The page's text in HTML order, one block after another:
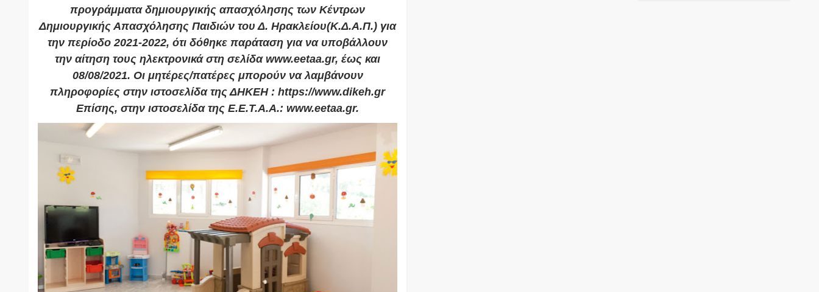
προγράμματα δημιουργικής απασχόλησης των Κέντρων
Δημιουργικής Απασχόλησης Παιδιών του Δ. Ηρακλείου(Κ.Δ.Α.Π.) για
την περίοδο 2021-2022, ότι δόθηκε παράταση για να υποβάλλουν
την αίτηση τους ηλεκτρονικά στη σελίδα www.eetaa.gr, έως και
08/08/2021. Οι μητέρες/πατέρες μπορούν να λαμβάνουν
πληροφορίες στην ιστοσελίδα της ΔΗΚΕΗ : https://www.dikeh.gr
Επίσης, στην ιστοσελίδα της Ε.Ε.Τ.Α.Α.: www.eetaa.gr.